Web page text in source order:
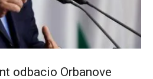
odbacio Orbanove